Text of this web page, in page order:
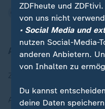
Aktuell bei ZDFheute
Aktuelle Sendungs-Videos
ZDFheute und
von uns nicht
• Social Media und
nutzen Social-Media-
anderen Anbietern.
von Inhalten zu
Du kannst
deine Daten